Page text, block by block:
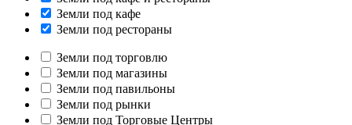
Земли под кафе
Земли под рестораны
Земли под торговлю
Земли под магазины
Земли под павильоны
Земли под рынки
Земли под Торговые Центры